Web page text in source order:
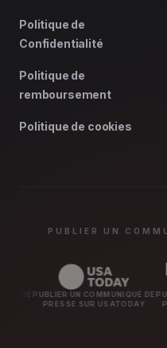
Politique de
Confidentialité
Politique de
remboursement
Politique de cookies
PUBLIER UN
PUBLIER UN COMMUNIQUÉ DE
PRESSE SUR USATODAY